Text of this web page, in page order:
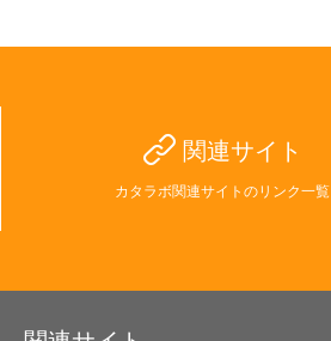
関連サイト
カタラボ関連サイトのリンク一覧